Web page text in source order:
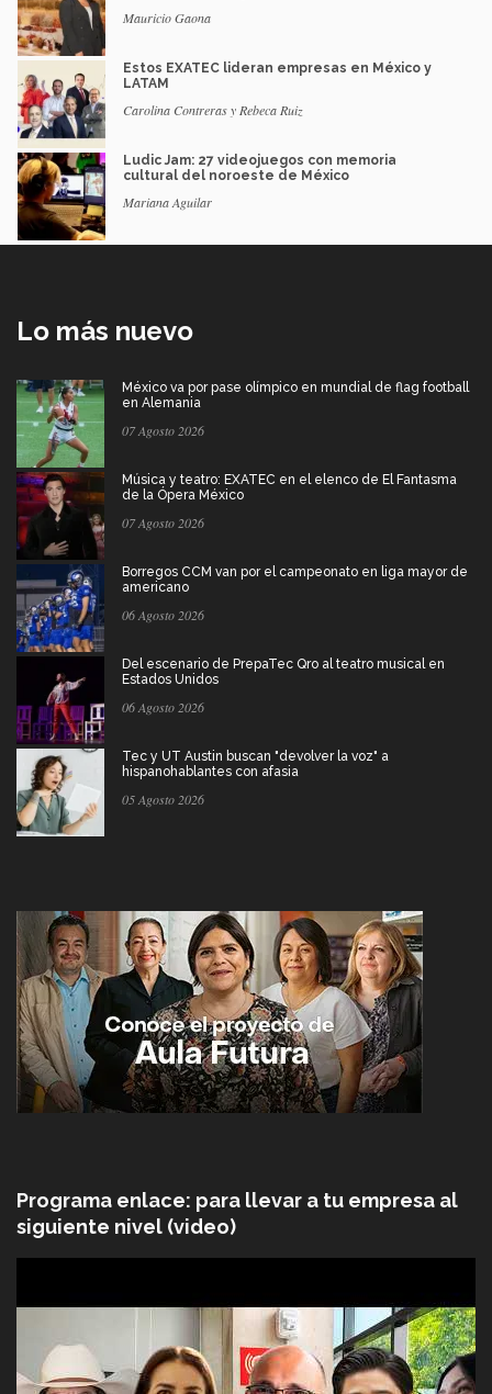
Mauricio Gaona
Estos EXATEC lideran empresas en México y
LATAM
Carolina Contreras y Rebeca Ruiz
Ludic Jam: 27 videojuegos con memoria
cultural del noroeste de México
Mariana Aguilar
Lo más nuevo
México va por pase olímpico en mundial de flag football
en Alemania
07 Agosto 2026
Música y teatro: EXATEC en el elenco de El Fantasma
de la Ópera México
07 Agosto 2026
Borregos CCM van por el campeonato en liga mayor de
americano
06 Agosto 2026
Del escenario de PrepaTec Qro al teatro musical en
Estados Unidos
06 Agosto 2026
Tec y UT Austin buscan "devolver la voz" a
hispanohablantes con afasia
05 Agosto 2026
Programa enlace: para llevar a tu empresa al
siguiente nivel (video)